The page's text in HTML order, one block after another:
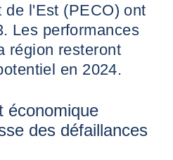
de l'Est (PECO) ont
Les performances
région resteront
en 2024.
économique
des défaillances